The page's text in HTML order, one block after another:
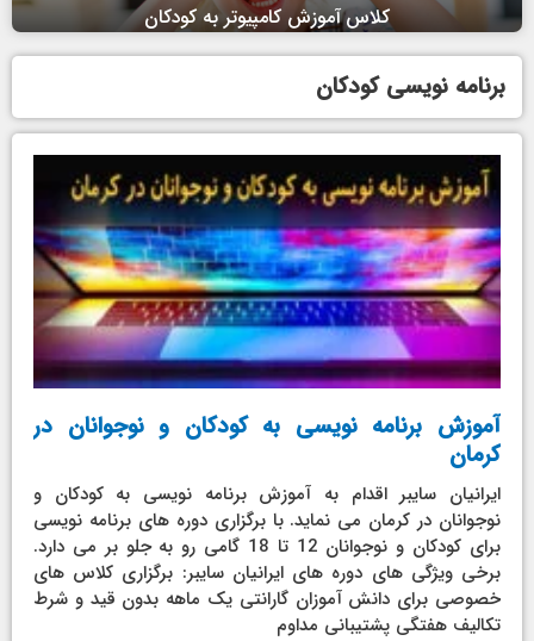
کلاس آموزش کامپیوتر به کودکان
برنامه نویسی کودکان
آموزش برنامه نویسی به کودکان و نوجوانان در
کرمان
ایرانیان سایبر اقدام به آموزش برنامه نویسی به کودکان و
نوجوانان در کرمان می نماید. با برگزاری دوره های برنامه نویسی
برای کودکان و نوجوانان 12 تا 18 گامی رو به جلو بر می دارد.
برخی ویژگی های دوره های ایرانیان سایبر: برگزاری کلاس های
خصوصی برای دانش آموزان گارانتی یک ماهه بدون قید و شرط
تکالیف هفتگی پشتیبانی مداوم